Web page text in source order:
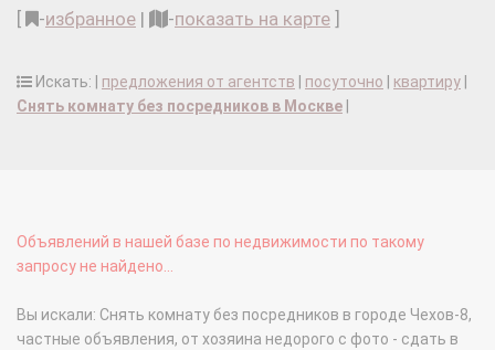
-избранное | -показать на карте
Искать: | предложения от агентств посуточно квартиру
Снять комнату без посредников в Москве
Объявлений в нашей базе по недвижимости по такому
запросу не найдено...
Вы искали: Снять комнату без посредников в городе Чехов-8,
частные объявления, от хозяина недорого с фото - сдать в